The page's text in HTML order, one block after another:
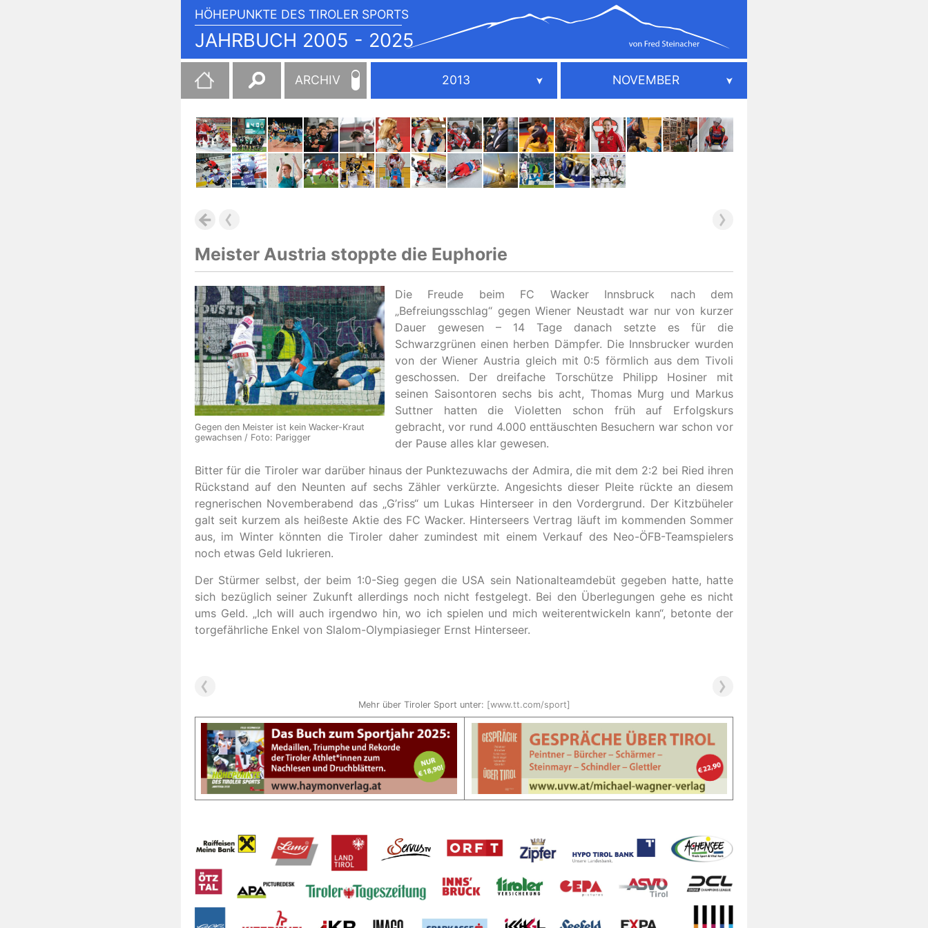
HÖHEPUNKTE DES TIROLER SPORTS
JAHRBUCH 2005 - 2025
JAHRBUCH
2005
2025
Suchen
nach:
ARCHIV 2013 NOVEMBER
Meister Austria stoppte die Euphorie
Gegen den Meister ist kein Wacker-Kraut
gewachsen / Foto: Parigger
Die Freude beim FC Wacker Innsbruck nach dem
„Befreiungsschlag“ gegen Wiener Neustadt war nur von kurzer
Dauer gewesen – 14 Tage danach setzte es für die
Schwarzgrünen einen herben Dämpfer. Die Innsbrucker wurden
von der Wiener Austria gleich mit 0:5 förmlich aus dem Tivoli
geschossen. Der dreifache Torschütze Philipp Hosiner mit
seinen Saisontoren sechs bis acht, Thomas Murg und Markus
Suttner hatten die Violetten schon früh auf Erfolgskurs
gebracht, vor rund 4.000 enttäuschten Besuchern war schon vor
der Pause alles klar gewesen.
Bitter für die Tiroler war darüber hinaus der Punktezuwachs der Admira, die mit dem 2:2 bei Ried ihren
Rückstand auf den Neunten auf sechs Zähler verkürzte. Angesichts dieser Pleite rückte an diesem
regnerischen Novemberabend das „G’riss“ um Lukas Hinterseer in den Vordergrund. Der Kitzbüheler
galt seit kurzem als heißeste Aktie des FC Wacker. Hinterseers Vertrag läuft im kommenden Sommer
aus, im Winter könnten die Tiroler daher zumindest mit einem Verkauf des Neo-ÖFB-Teamspielers
noch etwas Geld lukrieren.
Der Stürmer selbst, der beim 1:0-Sieg gegen die USA sein Nationalteamdebüt gegeben hatte, hatte
sich bezüglich seiner Zukunft allerdings noch nicht festgelegt. Bei den Überlegungen gehe es nicht
ums Geld. „Ich will auch irgendwo hin, wo ich spielen und mich weiterentwickeln kann“, betonte der
torgefährliche Enkel von Slalom-Olympiasieger Ernst Hinterseer.
Mehr über Tiroler Sport unter: [www.tt.com/sport]